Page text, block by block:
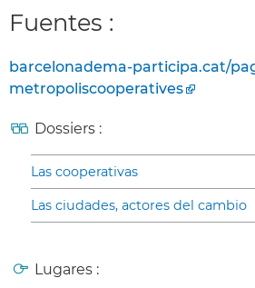
Fuentes :
barcelonadema-participa.cat/
metropoliscooperatives
Dossiers :
Las cooperativas
Las ciudades, actores del cambio
Lugares :